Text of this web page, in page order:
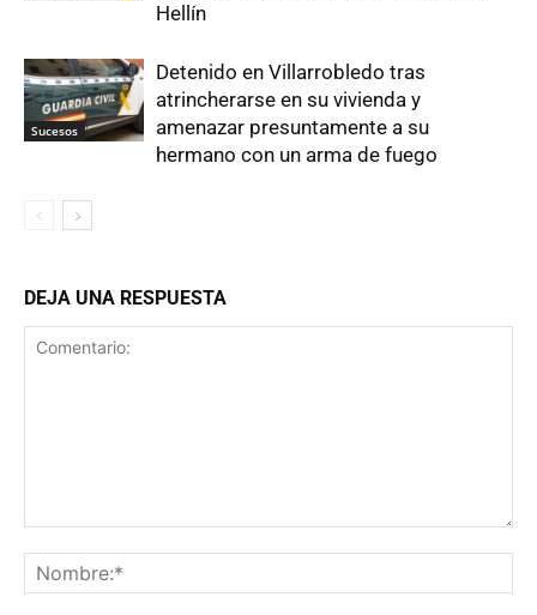
Hellín
Sucesos
Detenido en Villarrobledo tras
atrincherarse en su vivienda y
amenazar presuntamente a su
hermano con un arma de fuego
DEJA UNA RESPUESTA